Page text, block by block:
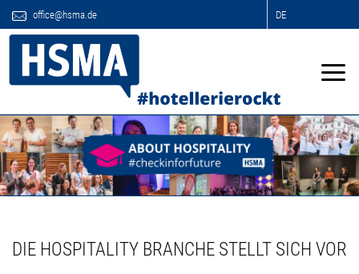
office@hsma.de DE
DIE HOSPITALITY BRANCHE STELLT SICH VOR